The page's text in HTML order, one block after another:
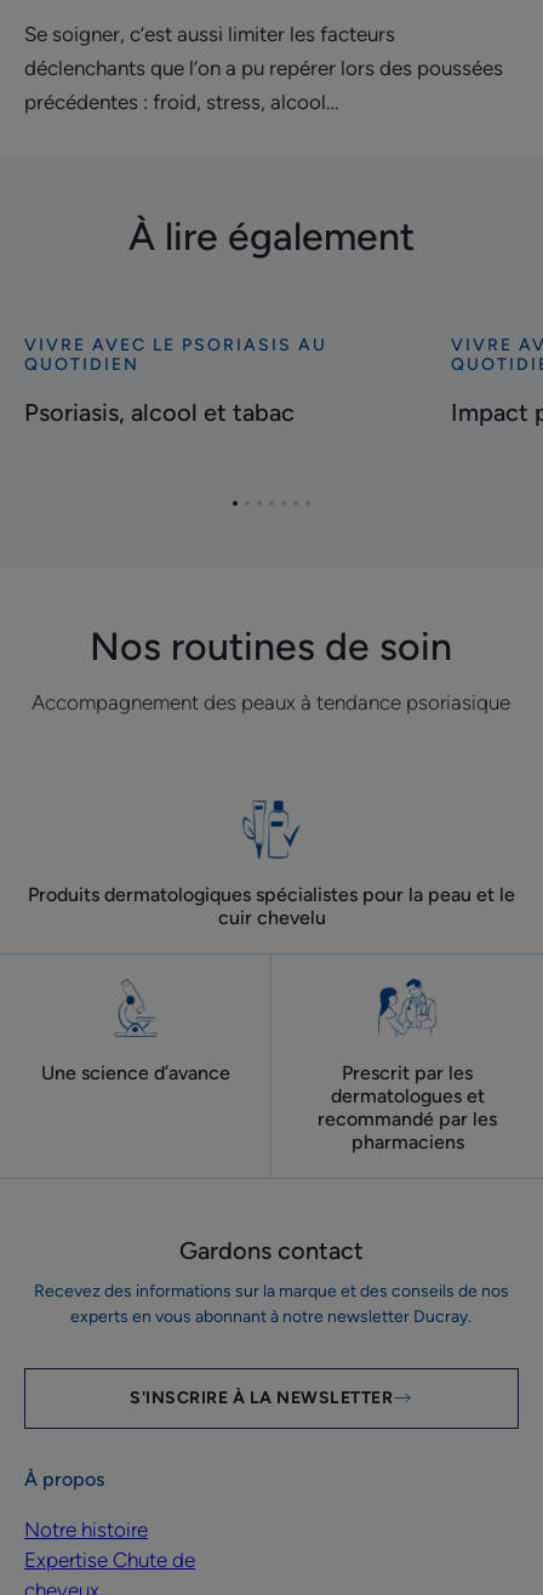
Se soigner, c’est aussi limiter les facteurs
déclenchants que l’on a pu repérer lors des poussées
précédentes : froid, stress, alcool…
À lire également
Découvrir
alcool
VIVRE AVEC LE PSORIASIS AU
QUOTIDIEN
Psoriasis, alcool et tabac
Découvrir
VIVRE
Impact
Aller
Aller
Aller
Aller
Aller
Aller
Aller
Nos routines de soin
Accompagnement des peaux à tendance psoriasique
Produits dermatologiques spécialistes pour la peau et le
cuir chevelu
Une science d’avance
Prescrit par les
dermatologues ​et
recommandé par les
pharmaciens
Gardons contact
Recevez des informations sur la marque et des conseils de nos
experts en vous abonnant à notre newsletter Ducray.
S'INSCRIRE À LA NEWSLETTER
À propos
Notre histoire
Expertise Chute de
cheveux